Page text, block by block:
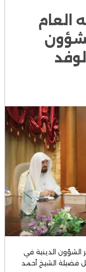
العام
الشؤون الدينية في
له 11/11/2021 استقبل فضيلة الشيخ أحمد